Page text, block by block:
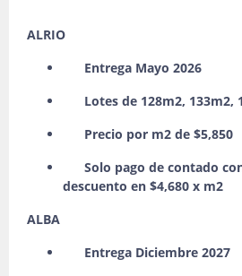
ALRIO
Entrega Mayo 2026
Lotes de 128m2, 133m2,
Precio por m2 de $5,850
Solo pago de contado
descuento en $4,680 x m2
ALBA
Entrega Diciembre 2027